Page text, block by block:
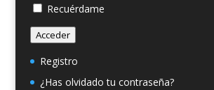
Recuérdame
Acceder
Registro
¿Has olvidado tu contraseña?